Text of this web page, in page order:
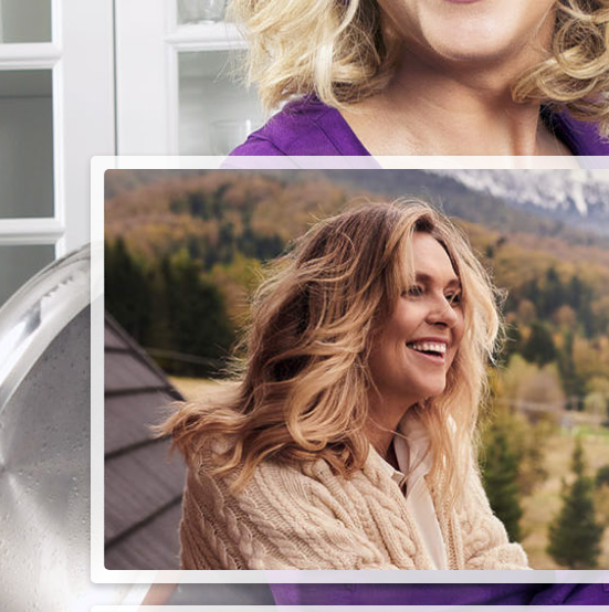
PIECZYSTE POD
CHMURKĄ!
Przepisy na grilla;-)